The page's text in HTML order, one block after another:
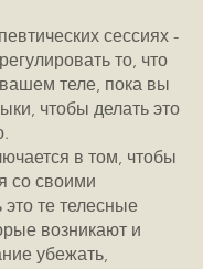
сессиях -
то, что
теле, пока вы
чтобы делать это
в том, чтобы
со своими
те телесные
возникают и
убежать,